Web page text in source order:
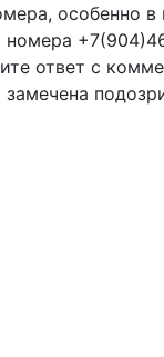
особенно
ответ с